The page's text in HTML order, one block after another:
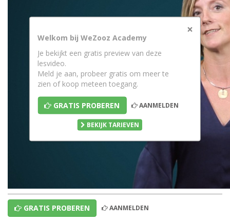
×
Welkom bij WeZooz Academy
Je bekijkt een gratis preview van deze
lesvideo.
Meld je aan, probeer gratis om meer te
zien of koop meteen toegang.
GRATIS PROBEREN AANMELDEN
BEKIJK TARIEVEN
GRATIS PROBEREN AANMELDEN